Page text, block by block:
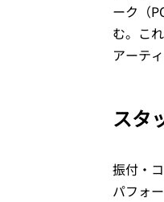
ーク（
む。こ
アーテ
スタ
振付・
パフォ